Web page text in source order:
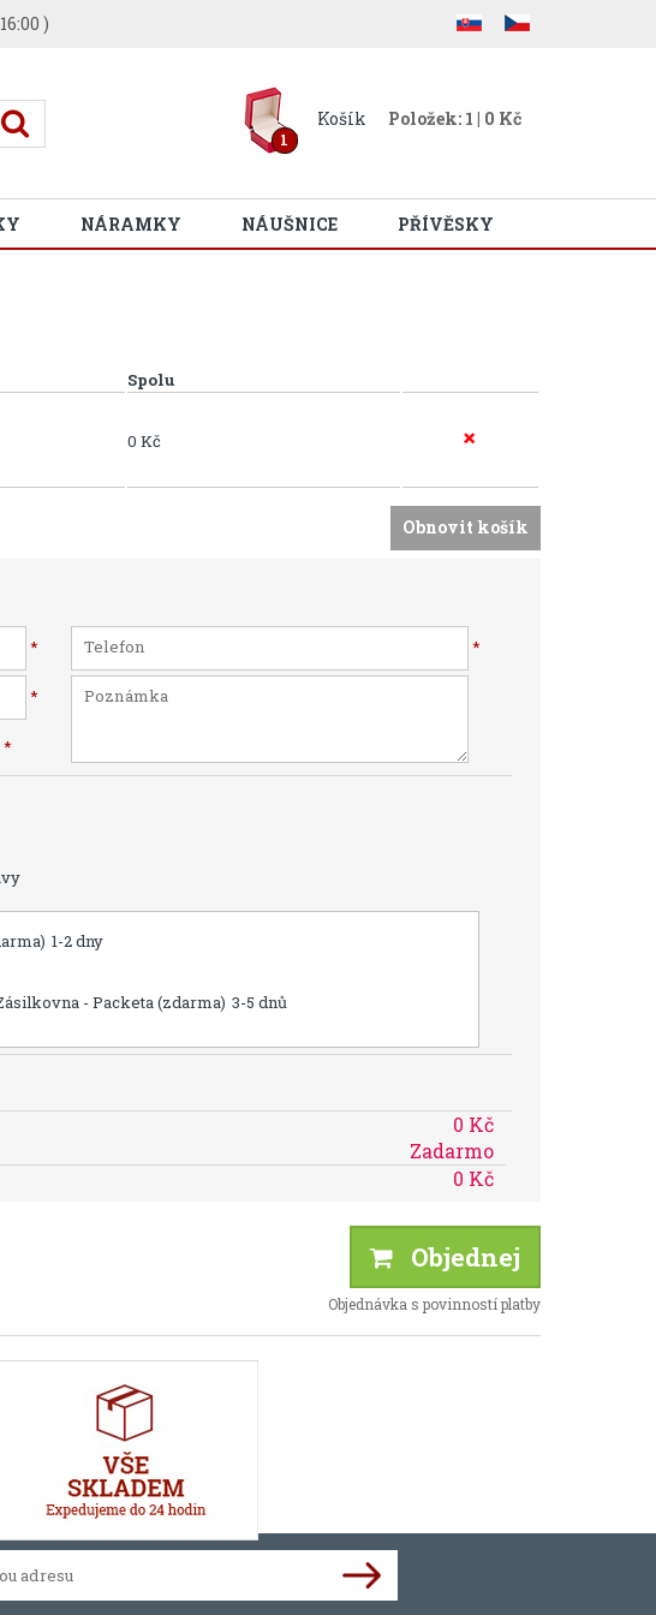
)
1
Košík Položek: 1 | 0 Kč
NÁRAMKY NÁUŠNICE PŘÍVĚSKY
Spolu
0 Kč
* *
*
*
1-2 dny
- Packeta (zdarma) 3-5 dnů
0 Kč
Zadarmo
0 Kč
Objednej
Objednávka s povinností platby